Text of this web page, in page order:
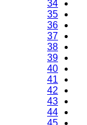
34
35
36
37
38
39
40
41
42
43
44